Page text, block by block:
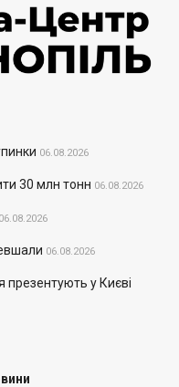
06.08.2026
30 млн тонн 06.08.2026
06.08.2026
06.08.2026
презентують у Києві